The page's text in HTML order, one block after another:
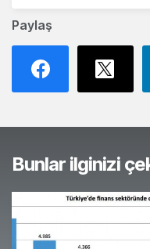
Paylaş
Bunlar ilginizi